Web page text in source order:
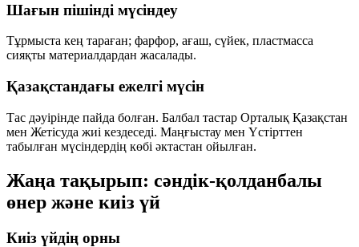
Шағын пішінді мүсіндеу
Тұрмыста кең тараған; фарфор, ағаш, сүйек, пластмасса
сияқты материалдардан жасалады.
Қазақстандағы ежелгі мүсін
Тас дәуірінде пайда болған. Балбал тастар Орталық Қазақстан
мен Жетісуда жиі кездеседі. Маңғыстау мен Үстірттен
табылған мүсіндердің көбі әктастан ойылған.
Жаңа тақырып: сәндік-қолданбалы
өнер және киіз үй
Киіз үйдің орны